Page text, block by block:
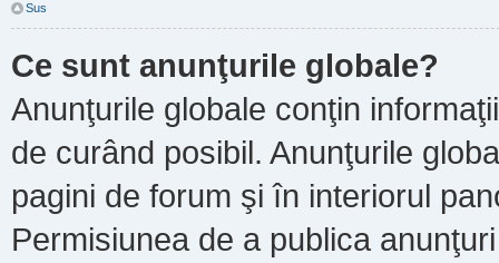
Sus
Ce sunt anunţurile globale?
Anunţurile globale conţin
de curând posibil. Anunţurile
pagini de forum şi în interiorul
Permisiunea de a publica